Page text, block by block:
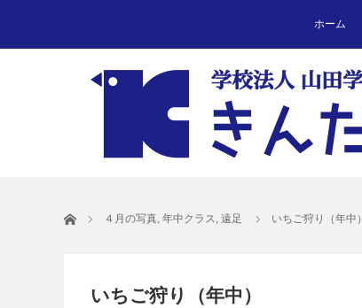
ホーム
ホーム ４月の写真, 年中クラス, 遠足 いちご狩り（年中）
いちご狩り（年中）